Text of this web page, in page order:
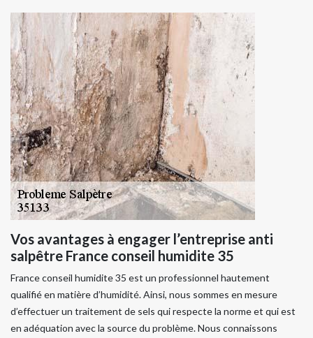
Vos avantages à engager l’entreprise anti
salpêtre France conseil humidite 35
France conseil humidite 35 est un professionnel hautement
qualifié en matière d’humidité. Ainsi, nous sommes en mesure
d’effectuer un traitement de sels qui respecte la norme et qui est
en adéquation avec la source du problème. Nous connaissons